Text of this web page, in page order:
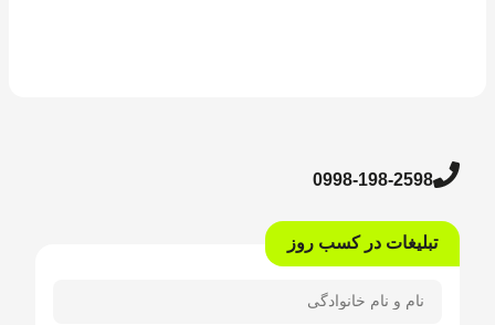
0998-198-2598
تبلیغات در کسب روز